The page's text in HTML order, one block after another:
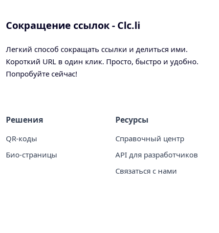
Сокращение ссылок - Clc.li
Легкий способ сокращать ссылки и делиться ими.
Короткий URL в один клик. Просто, быстро и удобно.
Попробуйте сейчас!
Решения
QR-коды
Био-страницы
Ресурсы
Справочный центр
API для разработчиков
Связаться с нами